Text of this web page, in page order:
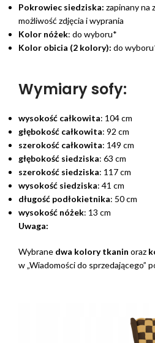
Pokrowiec siedziska: zapinany na
możliwość zdjęcia i wyprania
Kolor nóżek: do wyboru*
Kolor obicia (2 kolory): do
Wymiary sofy:
wysokość całkowita: 104 cm
głębokość całkowita: 92 cm
szerokość całkowita: 149 cm
głębokość siedziska: 63 cm
szerokość siedziska: 117 cm
wysokość siedziska: 41 cm
długość podłokietnika: 50 cm
wysokość nóżek: 13 cm
Uwaga:
Wybrane dwa kolory tkanin oraz
w „Wiadomości do sprzedającego”